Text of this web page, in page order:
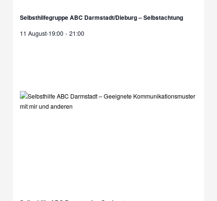
Selbsthilfegruppe ABC Darmstadt/Dieburg – Selbstachtung
11 August-19:00 - 21:00